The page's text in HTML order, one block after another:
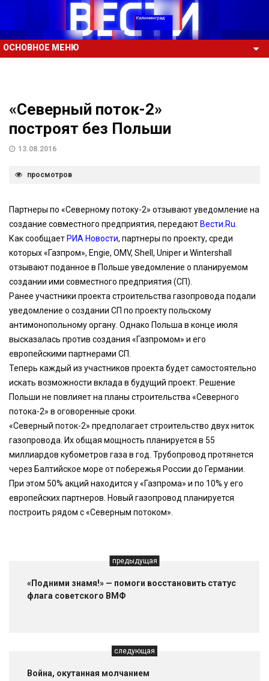
ОСНОВНОЕ МЕНЮ
«Северный поток-2»
построят без Польши
13.08.2016
просмотров
Партнеры по «Северному потоку-2» отзывают уведомление на
создание совместного предприятия, передаютВести.Ru
Как сообщаетРИА Новости, партнеры по проекту, среди
которых «Газпром», Engie, OMV, Shell, Uniper и Wintershall
отзывают поданное в Польше уведомление о планируемом
создании ими совместного предприятия (СП).
Ранее участники проекта строительства газопровода подали
уведомление о создании СП по проекту польскому
антимонопольному органу. Однако Польша в конце июля
высказалась против создания «Газпромом» и его
европейскими партнерами СП.
Теперь каждый из участников проекта будет самостоятельно
искать возможности вклада в будущий проект. Решение
Польши не повлияет на планы строительства «Северного
потока-2» в оговоренные сроки.
«Северный поток-2» предполагает строительство двух ниток
газопровода. Их общая мощность планируется в 55
миллиардов кубометров газа в год. Трубопровод протянется
через Балтийское море от побережья России до Германии.
При этом 50% акций находится у «Газпрома» и по 10% у его
европейских партнеров. Новый газопровод планируется
построить рядом с «Северным потоком».
предыдущая
«Подними знамя!» — помоги восстановить статус
флага советского ВМФ
следующая
Война, окутанная молчанием